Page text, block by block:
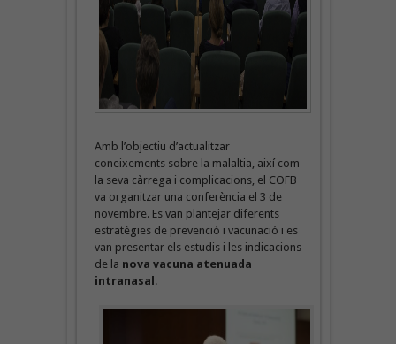
Amb l’objectiu d’actualitzar
coneixements sobre la malaltia, així com
la seva càrrega i complicacions, el COFB
va organitzar una conferència el 3 de
novembre. Es van plantejar diferents
estratègies de prevenció i vacunació i es
van presentar els estudis i les indicacions
de la nova vacuna atenuada
intranasal .